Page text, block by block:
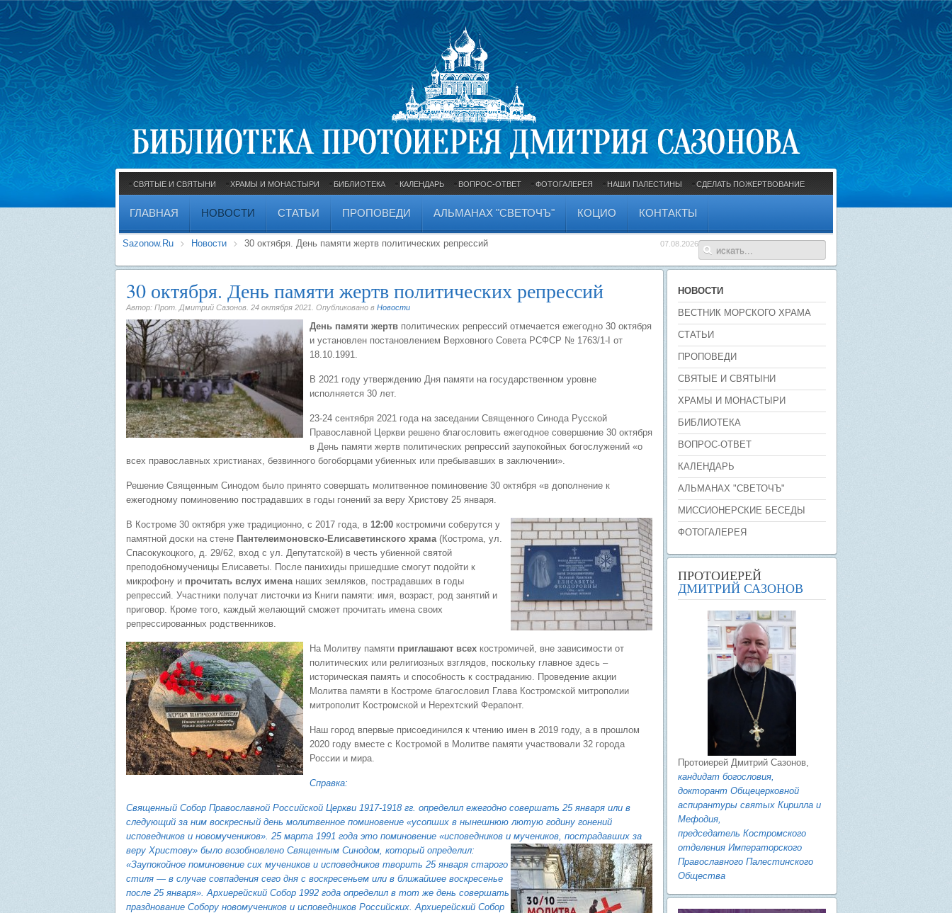
СВЯТЫЕ И СВЯТЫНИ ХРАМЫ И МОНАСТЫРИ БИБЛИОТЕКА КАЛЕНДАРЬ ВОПРОС-ОТВЕТ ФОТОГАЛЕРЕЯ НАШИ ПАЛЕСТИНЫ СДЕЛАТЬ ПОЖЕРТВОВАНИЕ
ГЛАВНАЯ НОВОСТИ СТАТЬИ ПРОПОВЕДИ АЛЬМАНАХ "СВЕТОЧЪ" КОЦИО КОНТАКТЫ
07.08.2026
Sazonow.Ru Новости 30 октября. День памяти жертв политических репрессий
30 октября. День памяти жертв политических репрессий
Автор: Прот. Дмитрий Сазонов. 24 октября 2021 . Опубликовано в Новости
День памяти жертв политических репрессий отмечается ежегодно 30 октября
и установлен постановлением Верховного Совета РСФСР № 1763/1-I от
18.10.1991.
В 2021 году утверждению Дня памяти на государственном уровне
исполняется 30 лет.
23-24 сентября 2021 года на заседании Священного Синода Русской
Православной Церкви решено благословить ежегодное совершение 30 октября
в День памяти жертв политических репрессий заупокойных богослужений «о
всех православных христианах, безвинного богоборцами убиенных или пребывавших в заключении».
Решение Священным Синодом было принято совершать молитвенное поминовение 30 октября «в дополнение к
ежегодному поминовению пострадавших в годы гонений за веру Христову 25 января.
В Костроме 30 октября уже традиционно, с 2017 года, в 12:00 костромичи соберутся у
памятной доски на стене Пантелеимоновско-Елисаветинского храма (Кострома, ул.
Спасокукоцкого, д. 29/62, вход с ул. Депутатской) в честь убиенной святой
преподобномученицы Елисаветы. После панихиды пришедшие смогут подойти к
микрофону и прочитать вслух именанаших земляков, пострадавших в годы
репрессий. Участники получат листочки из Книги памяти: имя, возраст, род занятий и
приговор. Кроме того, каждый желающий сможет прочитать имена своих
репрессированных родственников.
На Молитву памяти приглашают всех костромичей, вне зависимости от
политических или религиозных взглядов, поскольку главное здесь –
историческая память и способность к состраданию. Проведение акции
Молитва памяти в Костроме благословил Глава Костромской митрополии
митрополит Костромской и Нерехтский Ферапонт.
Наш город впервые присоединился к чтению имен в 2019 году, а в прошлом
2020 году вместе с Костромой в Молитве памяти участвовали 32 города
России и мира.
Справка:
Священный Собор Православной Российской Церкви 1917-1918 гг. определил ежегодно совершать 25 января или в
следующий за ним воскресный день молитвенное поминовение «усопших в нынешнюю лютую годину гонений
исповедников и новомучеников». 25 марта 1991 года это поминовение «исповедников и мучеников, пострадавших за
веру Христову» было возобновлено Священным Синодом, который определил:
«Заупокойное поминовение сих мучеников и исповедников творить 25 января старого
стиля — в случае совпадения сего дня с воскресеньем или в ближайшее воскресенье
после 25 января». Архиерейский Собор 1992 года определил в тот же день совершать
празднование Собору новомучеников и исповедников Российских. Архиерейский Собор
НОВОСТИ
ВЕСТНИК МОРСКОГО ХРАМА
СТАТЬИ
ПРОПОВЕДИ
СВЯТЫЕ И СВЯТЫНИ
ХРАМЫ И МОНАСТЫРИ
БИБЛИОТЕКА
ВОПРОС-ОТВЕТ
КАЛЕНДАРЬ
АЛЬМАНАХ "СВЕТОЧЪ"
МИССИОНЕРСКИЕ БЕСЕДЫ
ФОТОГАЛЕРЕЯ
ПРОТОИЕРЕЙ
ДМИТРИЙ САЗОНОВ
Протоиерей Дмитрий Сазонов,
кандидат богословия,
докторант Общецерковной
аспирантуры святых Кирилла и
Мефодия,
председатель Костромского
отделения Императорского
Православного Палестинского
Общества